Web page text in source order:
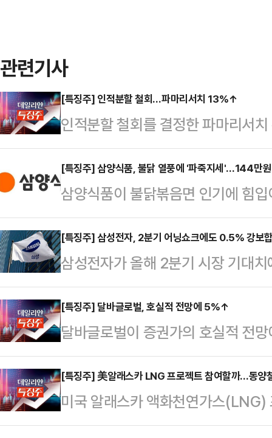
관련기사
[특징주] 인적분할 철회…파마리서치 13%↑
인적분할 철회를 결정한 파마리서
따르면, 이날 오후 2시 12분 파마
3000원에 거래되고 있다.개장 후
분할 철회 소식이 전해진 후 59만
하기도 했다.파마리서치는 이날 개
및 분할 계획서 철회를 결정했다고
를 담당하는 존속법인 '파마리서치
설법인 '파마리…
[특징주] 삼양식품, 불닭 열풍에 '파죽지세'…144만
삼양식품이 불닭볶음면 인기에 힘
가 140만원대에 안착하며 또다시
르면 이날 삼양식품은 전 거래일
6000원에 거래를 마쳤다.삼양식
처음이다. 종가 기준 이전 최고가
장중 주가가 140만원을 넘은 것은
에는 144만5000원까지 치솟아 52
볶음면 …
[특징주] 삼성전자, 2분기 어닝쇼크에도 0.5% 강보
삼성전자가 올해 2분기 시장 기대
크’를 기록했음에도 주가가 보합권
르면 이날 오전 9시 34분 현재 삼
오른 6만2000원에 거래되고 있다
를 시작한 뒤 상승과 하락을 오가고
준 영업이익 4조6000억원으로 잠
대비 55.94% 감소, 전기 대비
[특징주] 달바글로벌, 호실적 전망에 5%↑
달바글로벌이 증권가의 호실적 전
잇다.한국거래소에 따르면, 이날
은 전 거래일 대비 5.84% 오른 20
7%대 상승세를 보이며 21만500
프리미엄 제품 수요 회복으로 실적
[특징주] 美알래스카 LNG 프로젝트 참여할까…동
미국 알래스카 액화천연가스
기되는 가운데 8일 장 초반 동양철